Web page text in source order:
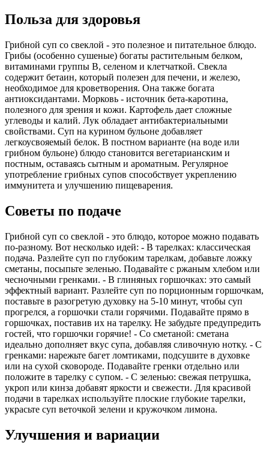
Польза для здоровья
Грибной суп со свеклой - это полезное и питательное блюдо.
Грибы (особенно сушеные) богаты растительным белком,
витаминами группы В, селеном и клетчаткой. Свекла
содержит бетаин, который полезен для печени, и железо,
необходимое для кроветворения. Она также богата
антиоксидантами. Морковь - источник бета-каротина,
полезного для зрения и кожи. Картофель дает сложные
углеводы и калий. Лук обладает антибактериальными
свойствами. Суп на курином бульоне добавляет
легкоусвояемый белок. В постном варианте (на воде или
грибном бульоне) блюдо становится вегетарианским и
постным, оставаясь сытным и ароматным. Регулярное
употребление грибных супов способствует укреплению
иммунитета и улучшению пищеварения.
Советы по подаче
Грибной суп со свеклой - это блюдо, которое можно подавать
по-разному. Вот несколько идей: - В тарелках: классическая
подача. Разлейте суп по глубоким тарелкам, добавьте ложку
сметаны, посыпьте зеленью. Подавайте с ржаным хлебом или
чесночными гренками. - В глиняных горшочках: это самый
эффектный вариант. Разлейте суп по порционным горшочкам,
поставьте в разогретую духовку на 5-10 минут, чтобы суп
прогрелся, а горшочки стали горячими. Подавайте прямо в
горшочках, поставив их на тарелку. Не забудьте предупредить
гостей, что горшочки горячие! - Со сметаной: сметана
идеально дополняет вкус супа, добавляя сливочную нотку. - С
гренками: нарежьте багет ломтиками, подсушите в духовке
или на сухой сковороде. Подавайте гренки отдельно или
положите в тарелку с супом. - С зеленью: свежая петрушка,
укроп или кинза добавят яркости и свежести. Для красивой
подачи в тарелках используйте плоские глубокие тарелки,
украсьте суп веточкой зелени и кружочком лимона.
Улучшения и вариации